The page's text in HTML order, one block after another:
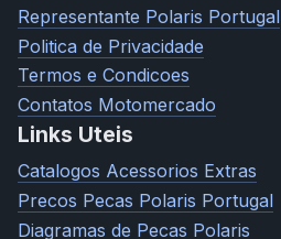
Representante Polaris Portugal
Politica de Privacidade
Termos e Condicoes
Contatos Motomercado
Links Uteis
Catalogos Acessorios Extras
Precos Pecas Polaris Portugal
Diagramas de Pecas Polaris